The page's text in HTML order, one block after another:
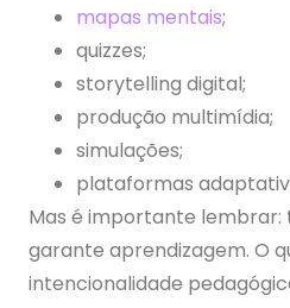
mapas mentais;
quizzes;
storytelling digital;
produção multimídia;
simulações;
plataformas
Mas é importante lembrar:
garante aprendizagem. O
intencionalidade